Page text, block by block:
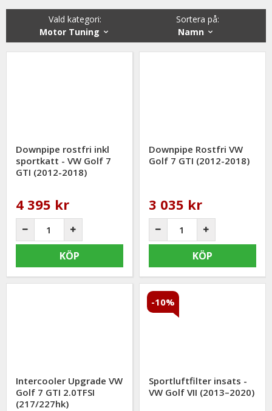
Inne på valfri produktsidan hittar ni ett formulär för att enkelt
ställa en fråga.
Sortera på:
Namn
Vald kategori:
Motor Tuning
Downpipe rostfri inkl
sportkatt - VW Golf 7
GTI (2012-2018)
4 395 kr
KÖP
Downpipe Rostfri VW
Golf 7 GTI (2012-2018)
3 035 kr
KÖP
Intercooler Upgrade VW
Golf 7 GTI 2.0TFSI
(217/227hk)
-10%
Sportluftfilter insats -
VW Golf VII (2013–2020)